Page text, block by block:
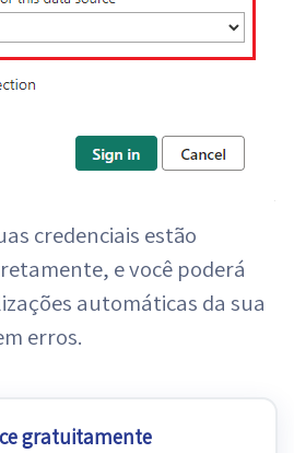
credenciais estão
e você poderá
automáticas da sua
erros.
gratuitamente